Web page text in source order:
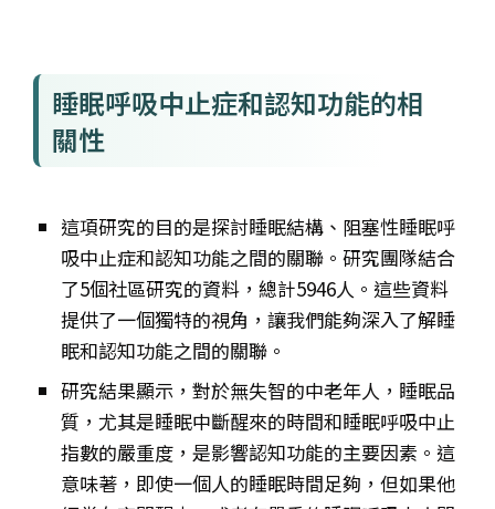
睡眠呼吸中止症和認知功能的相
關性
這項研究的目的是探討睡眠結構、阻塞性睡眠呼
吸中止症和認知功能之間的關聯。研究團隊結合
了5個社區研究的資料，總計5946人。這些資料
提供了一個獨特的視角，讓我們能夠深入了解睡
眠和認知功能之間的關聯。
研究結果顯示，對於無失智的中老年人，睡眠品
質，尤其是睡眠中斷醒來的時間和睡眠呼吸中止
指數的嚴重度，是影響認知功能的主要因素。這
意味著，即使一個人的睡眠時間足夠，但如果他